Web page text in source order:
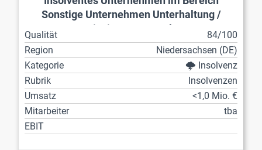
Sonstige Unternehmen Unterhaltung /
Qualität
84/100
Region
Niedersachsen (DE)
Kategorie
🌩️ Insolvenz
Rubrik
Insolvenzen
Umsatz
<1,0 Mio. €
Mitarbeiter
tba
EBIT